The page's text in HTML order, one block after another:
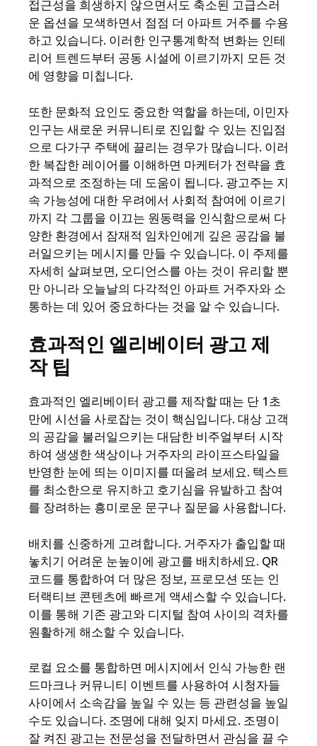
접근성을 희생하지 않으면서도 축소된 고급스러
운 옵션을 모색하면서 점점 더 아파트 거주를 수용
하고 있습니다. 이러한 인구통계학적 변화는 인테
리어 트렌드부터 공동 시설에 이르기까지 모든 것
에 영향을 미칩니다.
또한 문화적 요인도 중요한 역할을 하는데, 이민자
인구는 새로운 커뮤니티로 진입할 수 있는 진입점
으로 다가구 주택에 끌리는 경우가 많습니다. 이러
한 복잡한 레이어를 이해하면 마케터가 전략을 효
과적으로 조정하는 데 도움이 됩니다. 광고주는 지
속 가능성에 대한 우려에서 사회적 참여에 이르기
까지 각 그룹을 이끄는 원동력을 인식함으로써 다
양한 환경에서 잠재적 임차인에게 깊은 공감을 불
러일으키는 메시지를 만들 수 있습니다. 이 주제를
자세히 살펴보면, 오디언스를 아는 것이 유리할 뿐
만 아니라 오늘날의 다각적인 아파트 거주자와 소
통하는 데 있어 중요하다는 것을 알 수 있습니다.
효과적인 엘리베이터 광고 제
작 팁
효과적인 엘리베이터 광고를 제작할 때는 단 1초
만에 시선을 사로잡는 것이 핵심입니다. 대상 고객
의 공감을 불러일으키는 대담한 비주얼부터 시작
하여 생생한 색상이나 거주자의 라이프스타일을
반영한 눈에 띄는 이미지를 떠올려 보세요. 텍스트
를 최소한으로 유지하고 호기심을 유발하고 참여
를 장려하는 흥미로운 문구나 질문을 사용합니다.
배치를 신중하게 고려합니다. 거주자가 출입할 때
놓치기 어려운 눈높이에 광고를 배치하세요. QR
코드를 통합하여 더 많은 정보, 프로모션 또는 인
터랙티브 콘텐츠에 빠르게 액세스할 수 있습니다.
이를 통해 기존 광고와 디지털 참여 사이의 격차를
원활하게 해소할 수 있습니다.
로컬 요소를 통합하면 메시지에서 인식 가능한 랜
드마크나 커뮤니티 이벤트를 사용하여 시청자들
사이에서 소속감을 높일 수 있는 등 관련성을 높일
수도 있습니다. 조명에 대해 잊지 마세요. 조명이
잘 켜진 광고는 전문성을 전달하면서 관심을 끌 수